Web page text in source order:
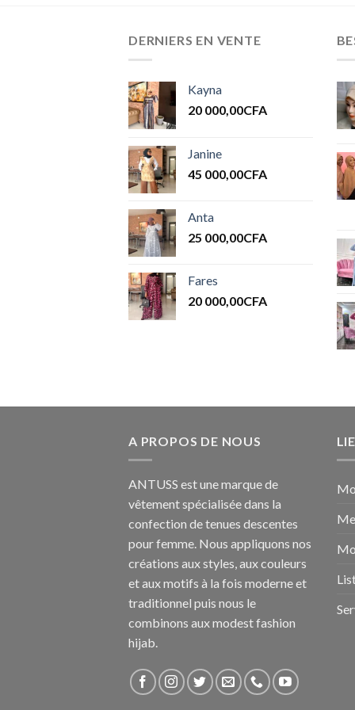
DERNIERS EN VENTE
Kayna
20 000,00CFA
Janine
45 000,00CFA
Anta
25 000,00CFA
Fares
20 000,00CFA
A PROPOS DE NOUS
ANTUSS est une marque de
vêtement spécialisée dans la
confection de tenues descentes
pour femme. Nous appliquons nos
créations aux styles, aux couleurs
et aux motifs à la fois moderne et
traditionnel puis nous le
combinons aux modest fashion
hijab.